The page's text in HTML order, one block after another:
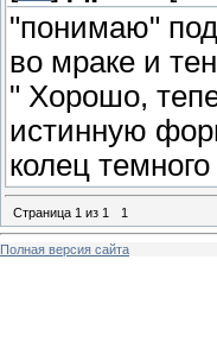
"понимаю"
во мраке и
" Хорошо,
истинную
колец
Страница 1 из 1 1
Полная версия сайта